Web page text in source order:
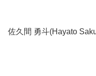
佐久間 勇斗(Hayato